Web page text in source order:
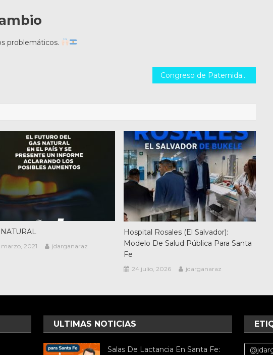
problemáticos.
Congreso de Paternidad en Rafaela: Declaración de Interés de la Cámara de Diputados impulsa valores familiares y fe
2021 jdarganaraz
Hospital Rosales (El Salvador):
Modelo De Salud Pública Para Santa
Fe
24 julio, 2026 jdarganaraz
ULTIMAS NOTICIAS
Salas De Lactancia En Santa Fe: